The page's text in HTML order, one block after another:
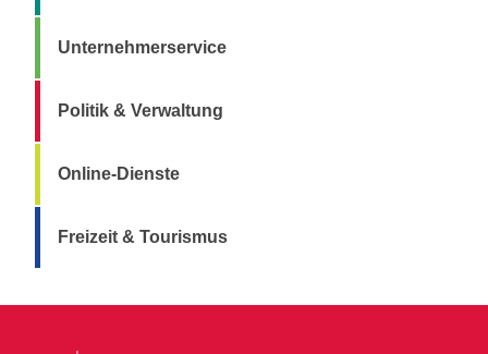
Unternehmerservice
Politik & Verwaltung
Online-Dienste
Freizeit & Tourismus